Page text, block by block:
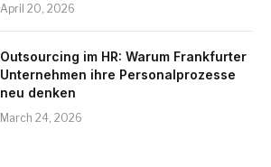
April 20, 2026
Outsourcing im HR: Warum Frankfurter
Unternehmen ihre Personalprozesse
neu denken
March 24, 2026